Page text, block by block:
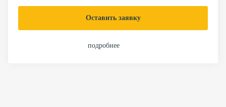
Оставить заявку
подробнее